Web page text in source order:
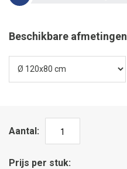
Beschikbare afmetingen
Aantal
Prijs per stuk